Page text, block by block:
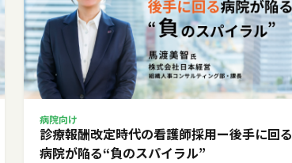
病院向け
診療報酬改定時代の看護師採用ー後手に回る
病院が陥る“負のスパイラル”